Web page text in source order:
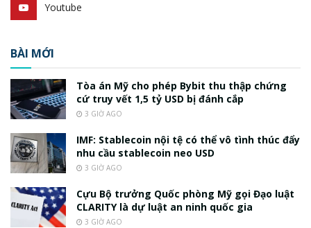
Youtube
BÀI MỚI
Tòa án Mỹ cho phép Bybit thu thập chứng
cứ truy vết 1,5 tỷ USD bị đánh cắp
3 GIỜ AGO
IMF: Stablecoin nội tệ có thể vô tình thúc đẩy
nhu cầu stablecoin neo USD
3 GIỜ AGO
Cựu Bộ trưởng Quốc phòng Mỹ gọi Đạo luật
CLARITY là dự luật an ninh quốc gia
3 GIỜ AGO